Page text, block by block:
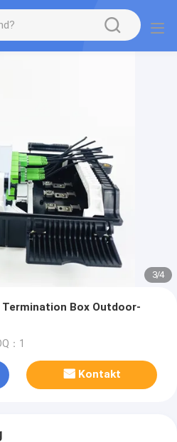
3/4
Box Outdoor-
：1
Kontakt